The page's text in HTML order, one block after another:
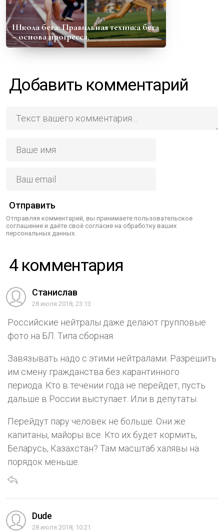
Школа бега: Правильная техника бега
– основа прогресса.
Добавить комментарий
Отправить
Отправляя комментарий, вы принимаете пользовательское
соглашение и даёте своё согласие на обработку ваших
персональных данных.
4 комментария
Станислав
28 июля 2018, 23:13
Российские нейтралы даже делают групповые
фото на БЛ. Типа сборная.
Завязывать надо с этими нейтралами. Разрешить
им смену гражданства без карантинного
периода. Кто в течении года не перейдет, пусть
дальше в России выступает. Или в депутаты.
Перейдут пару человек не больше. Они же
капитаны, майоры все. Кто их будет кормить,
Беларусь, Казахстан? Там масштаб халявы на
порядок меньше.
Dude
28 июля 2018, 10:21